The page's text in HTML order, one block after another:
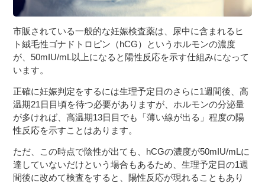
市販されている一般的な妊娠検査薬は、尿中に含まれるヒ
ト絨毛性ゴナドトロピン（hCG）というホルモンの濃度
が、50mIU/mL以上になると陽性反応を示す仕組みになって
います。
正確に妊娠判定をするには生理予定日のさらに1週間後、高
温期21日目頃を待つ必要がありますが、ホルモンの分泌量
が多ければ、高温期13日目でも「薄い線が出る」程度の陽
性反応を示すことはあります。
ただ、この時点で陰性が出ても、hCGの濃度が50mIU/mLに
達していないだけという場合もあるため、生理予定日の1週
間後に改めて検査をすると、陽性反応が現れることもあり